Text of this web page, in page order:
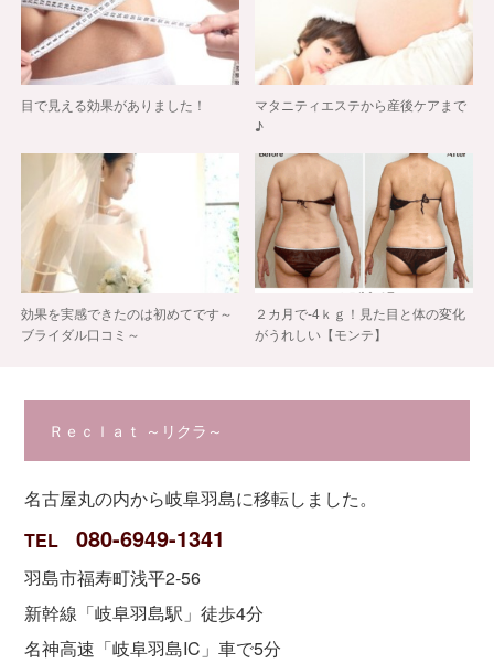
目で見える効果がありました！
マタニティエステから産後ケアまで
♪
効果を実感できたのは初めてです～
ブライダル口コミ～
２カ月で-4ｋｇ！見た目と体の変化
がうれしい【モンテ】
Ｒｅｃｌａｔ ～リクラ～
名古屋丸の内から岐阜羽島に移転しました。
TEL
080-6949-1341
羽島市福寿町浅平2-56
新幹線「岐阜羽島駅」徒歩4分
名神高速「岐阜羽島IC」車で5分